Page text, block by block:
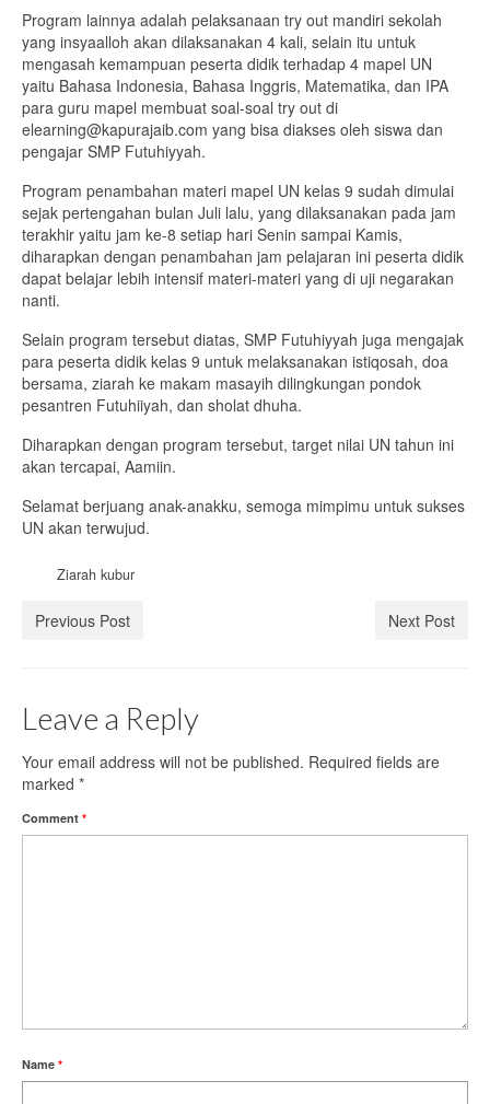
Program lainnya adalah pelaksanaan try out mandiri sekolah
yang insyaalloh akan dilaksanakan 4 kali, selain itu untuk
mengasah kemampuan peserta didik terhadap 4 mapel UN
yaitu Bahasa Indonesia, Bahasa Inggris, Matematika, dan IPA
para guru mapel membuat soal-soal try out di
elearning@kapurajaib.com yang bisa diakses oleh siswa dan
pengajar SMP Futuhiyyah.
Program penambahan materi mapel UN kelas 9 sudah dimulai
sejak pertengahan bulan Juli lalu, yang dilaksanakan pada jam
terakhir yaitu jam ke-8 setiap hari Senin sampai Kamis,
diharapkan dengan penambahan jam pelajaran ini peserta didik
dapat belajar lebih intensif materi-materi yang di uji negarakan
nanti.
Selain program tersebut diatas, SMP Futuhiyyah juga mengajak
para peserta didik kelas 9 untuk melaksanakan istiqosah, doa
bersama, ziarah ke makam masayih dilingkungan pondok
pesantren Futuhiiyah, dan sholat dhuha.
Diharapkan dengan program tersebut, target nilai UN tahun ini
akan tercapai, Aamiin.
Selamat berjuang anak-anakku, semoga mimpimu untuk sukses
UN akan terwujud.
Ziarah kubur
Previous Post Next Post
Leave a Reply
Your email address will not be published. Required fields are
marked *
Comment *
Name *